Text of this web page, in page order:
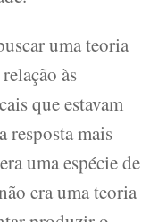
uma teoria
às
que estavam
resposta mais
uma espécie de
era uma teoria